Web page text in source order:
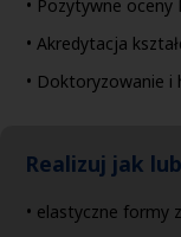
• Pozytywne oceny
• Akredytacja
• Doktoryzowanie i
Realizuj jak
• elastyczne formy